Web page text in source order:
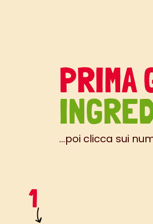
PRIMA
...poi clicca sui